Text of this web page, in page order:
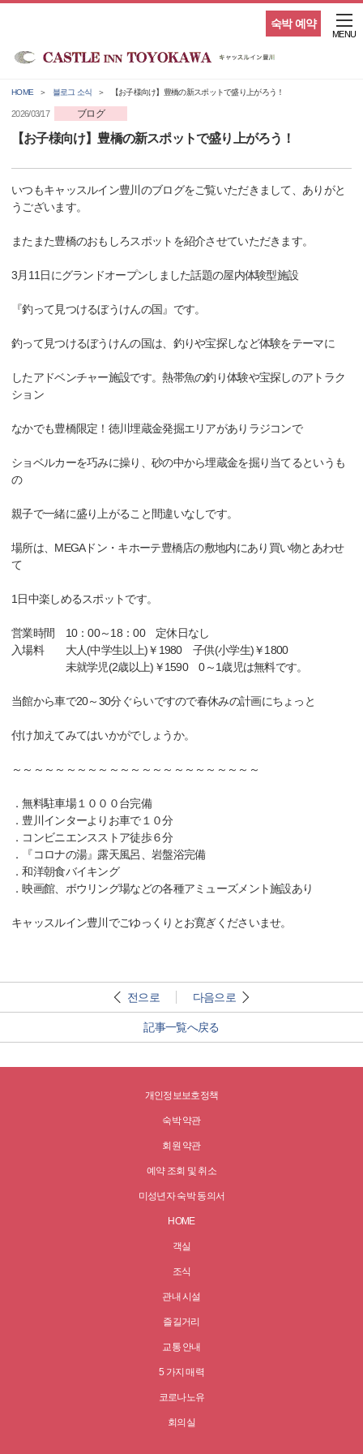
숙박 예약
MENU
HOME 블로그 소식 【お子様向け】豊橋の新スポットで盛り上がろう！
2026/03/17 ブログ
【お子様向け】豊橋の新スポットで盛り上がろう！
いつもキャッスルイン豊川のブログをご覧いただきまして、ありがと
うございます。
またまた豊橋のおもしろスポットを紹介させていただきます。
3月11日にグランドオープンしました話題の屋内体験型施設
『釣って見つけるぼうけんの国』です。
釣って見つけるぼうけんの国は、釣りや宝探しなど体験をテーマに
したアドベンチャー施設です。熱帯魚の釣り体験や宝探しのアトラク
ション
なかでも豊橋限定！徳川埋蔵金発掘エリアがありラジコンで
ショベルカーを巧みに操り、砂の中から埋蔵金を掘り当てるというも
の
親子で一緒に盛り上がること間違いなしです。
場所は、MEGAドン・キホーテ豊橋店の敷地内にあり買い物とあわせ
て
1日中楽しめるスポットです。
営業時間 10：00～18：00 定休日なし
入場料 大人(中学生以上)￥1980 子供(小学生)￥1800
未就学児(2歳以上)￥1590 0～1歳児は無料です。
当館から車で20～30分ぐらいですので春休みの計画にちょっと
付け加えてみてはいかがでしょうか。
～～～～～～～～～～～～～～～～～～～～～～～
．無料駐車場１０００台完備
．豊川インターよりお車で１０分
．コンビニエンスストア徒歩６分
．『コロナの湯』露天風呂、岩盤浴完備
．和洋朝食バイキング
．映画館、ボウリング場などの各種アミューズメント施設あり
キャッスルイン豊川でごゆっくりとお寛ぎくださいませ。
전으로 다음으로
記事一覧へ戻る
개인정보보호정책
숙박 약관
회원 약관
예약 조회 및 취소
미성년자 숙박 동의서
HOME
객실
조식
관내 시설
즐길거리
교통 안내
5 가지 매력
코로나노유
회의실